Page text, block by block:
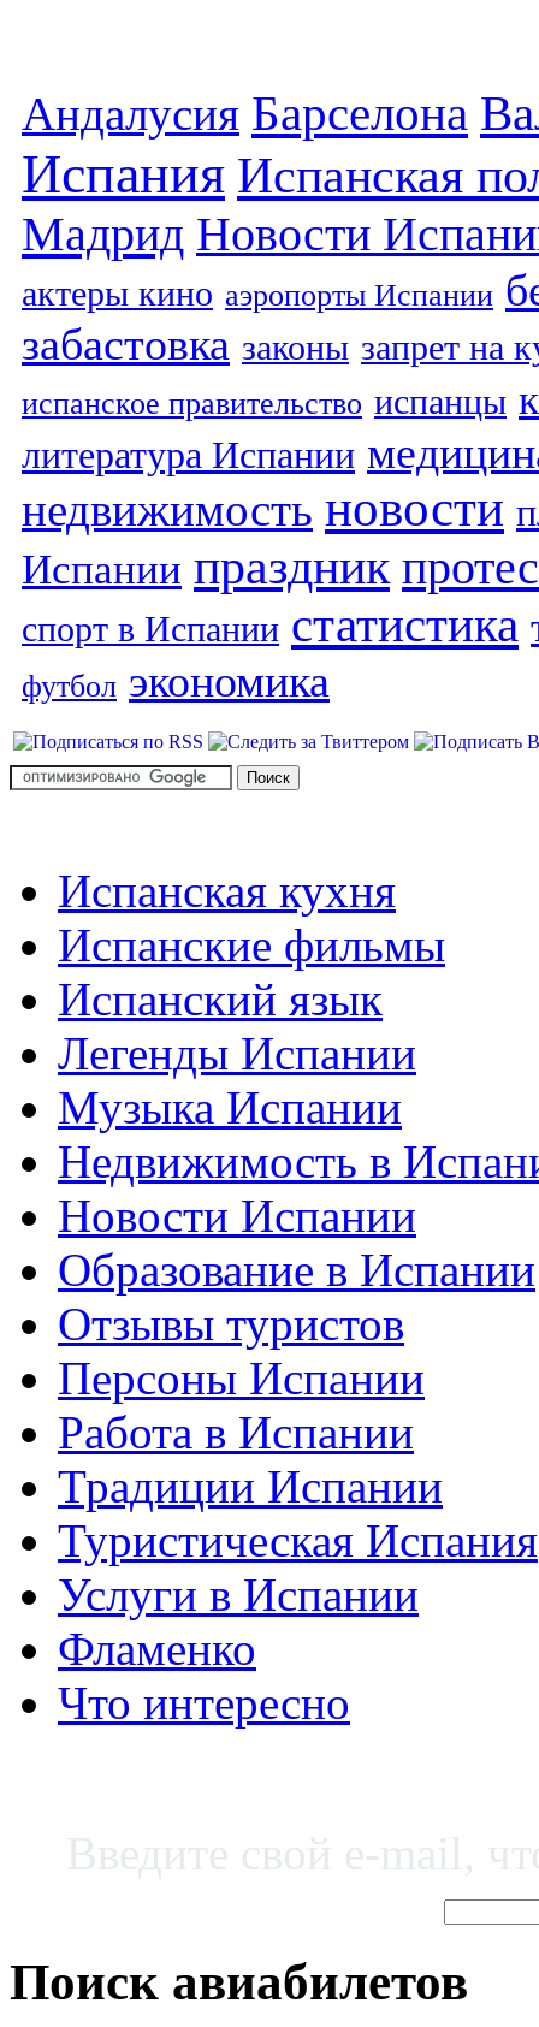
Андалусия Барселона
Испания Испанская
Мадрид Новости
актеры кино аэропорты Испании
забастовка законы запрет на
испанское правительство испанцы
литература Испании
недвижимость новости
Испании праздник
спорт в Испании статистика
футбол экономика
Испанская кухня
Испанские фильмы
Испанский язык
Легенды Испании
Музыка Испании
Недвижимость в
Новости Испании
Образование в Испании
Отзывы туристов
Персоны Испании
Работа в Испании
Традиции Испании
Туристическая Испания
Услуги в Испании
Фламенко
Что интересно
Поиск авиабилетов